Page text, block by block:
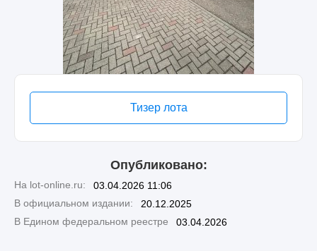
Тизер лота
Опубликовано:
На lot-online.ru:
03.04.2026 11:06
В официальном издании:
20.12.2025
В Едином федеральном реестре
03.04.2026